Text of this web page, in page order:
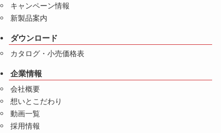
キャンペーン情報
新製品案内
ダウンロード
カタログ・小売価格表
企業情報
会社概要
想いとこだわり
動画一覧
採用情報